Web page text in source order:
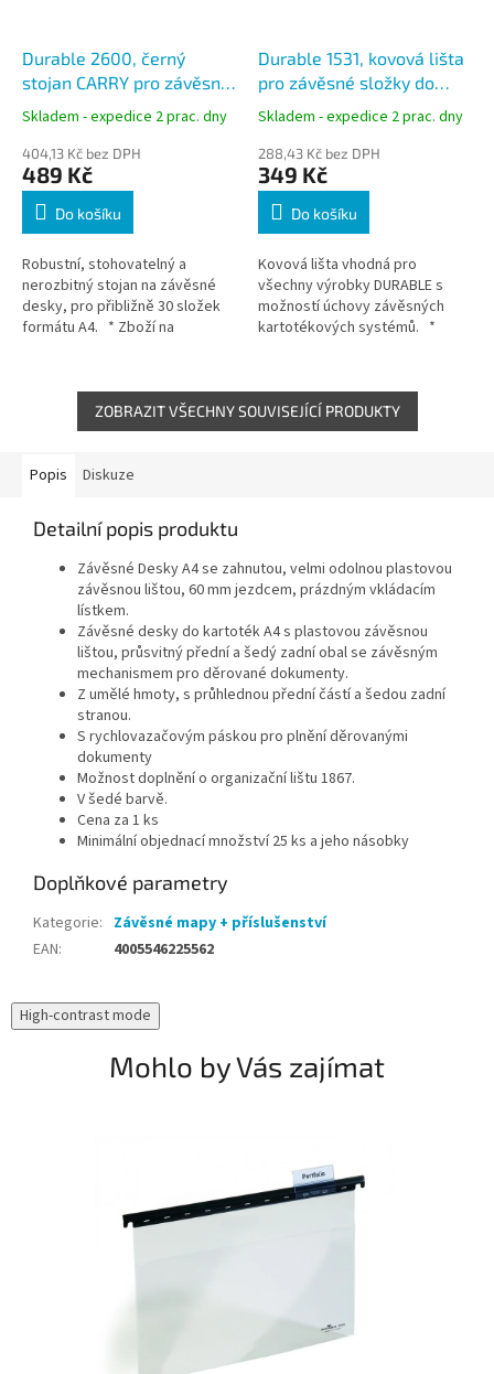
Durable 2600, černý
stojan CARRY pro závěsné
desky do kartoték
Skladem - expedice 2 prac. dny
404,13 Kč bez DPH
489 Kč
Do košíku
Robustní, stohovatelný a
nerozbitný stojan na závěsné
desky, pro přibližně 30 složek
formátu A4. * Zboží na
pracovních dní
Durable 1531, kovová lišta
pro závěsné složky do
kartoték, 25 ks
Skladem - expedice 2 prac. dny
288,43 Kč bez DPH
349 Kč
Do košíku
Kovová lišta vhodná pro
všechny výrobky DURABLE s
možností úchovy závěsných
kartotékových systémů. *
pracovních dní
ZOBRAZIT VŠECHNY SOUVISEJÍCÍ PRODUKTY
Popis Diskuze
Detailní popis produktu
Závěsné Desky A4 se zahnutou, velmi odolnou plastovou
závěsnou lištou, 60 mm jezdcem, prázdným vkládacím
lístkem.
Závěsné desky do kartoték A4 s plastovou závěsnou
lištou, průsvitný přední a šedý zadní obal se závěsným
mechanismem pro děrované dokumenty.
Z umělé hmoty, s průhlednou přední částí a šedou zadní
stranou.
S rychlovazačovým páskou pro plnění děrovanými
dokumenty
Možnost doplnění o organizační lištu 1867.
V šedé barvě.
Cena za 1 ks
Minimální objednací množství 25 ks a jeho násobky
Doplňkové parametry
Kategorie: Závěsné mapy + příslušenství
EAN: 4005546225562
High-contrast mode
Mohlo by Vás zajímat